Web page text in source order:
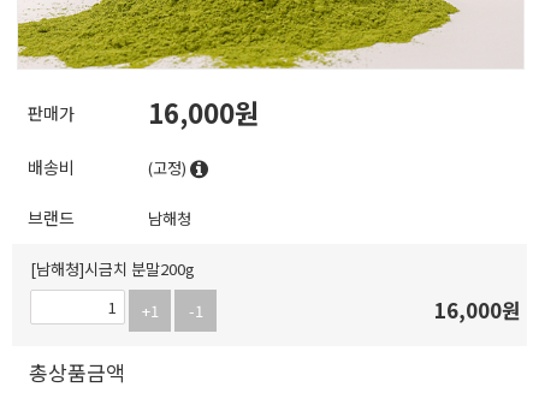
판매가 16,000
배송비 (고정)
브랜드 남해청
[남해청]시금치 분말200g
+1
-1 16,000원
총상품금액